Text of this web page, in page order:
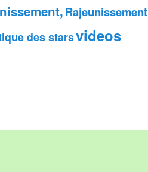
Rajeunissement
des starsvideos